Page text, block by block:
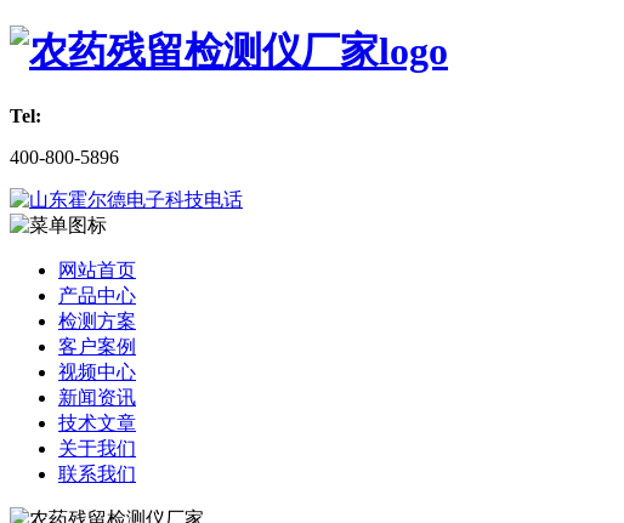
Tel:
400-800-5896
网站首页
产品中心
检测方案
客户案例
视频中心
新闻资讯
技术文章
关于我们
联系我们